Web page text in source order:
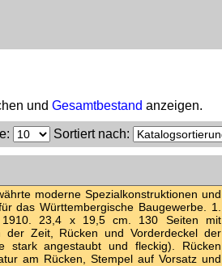
und Gesamtbestand anzeigen.
: Sortiert nach:
moderne Spezialkonstruktionen und
das Württembergische Baugewerbe. 1.
1910. 23,4 x 19,5 cm. 130 Seiten mit
der Zeit, Rücken und Vorderdeckel der
stark angestaubt und fleckig). Rücken
am Rücken, Stempel auf Vorsatz und